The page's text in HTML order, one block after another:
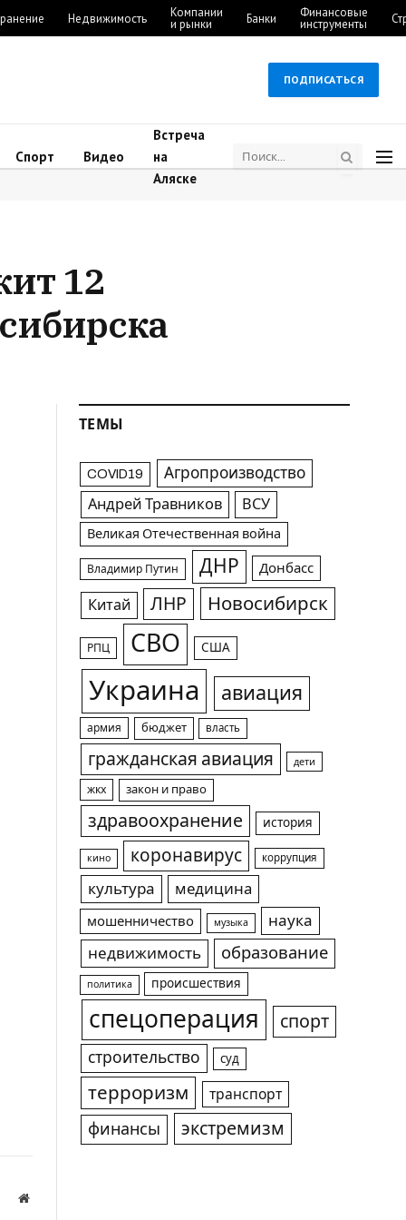
Недвижимость Компании
и рынки Банки Финансовые
инструменты
ПОДПИСАТЬСЯ
Спорт Видео
Встреча
на
Аляске
12
Website
ТЕМЫ
COVID19 Агропроизводство
Андрей Травников ВСУ
Великая Отечественная война
Владимир Путин ДНР Донбасс
Китай ЛНР Новосибирск
РПЦ СВО США
Украина авиация
армия бюджет власть
гражданская авиация дети
жкх закон и право
здравоохранение история
кино коронавирус коррупция
культура медицина
мошенничество музыка
наука
недвижимость
образование
политика происшествия
спецоперация спорт
строительство суд
терроризм транспорт
финансы экстремизм